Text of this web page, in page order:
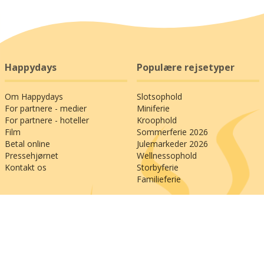
Happydays
Om Happydays
For partnere - medier
For partnere - hoteller
Film
Betal online
Pressehjørnet
Kontakt os
Populære rejsetyper
Slotsophold
Miniferie
Kroophold
Sommerferie 2026
Julemarkeder 2026
Wellnessophold
Storbyferie
Familieferie